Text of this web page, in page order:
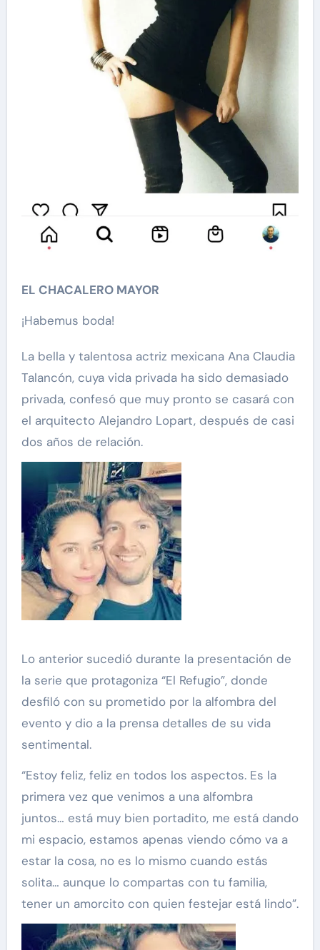
EL CHACALERO MAYOR
¡Habemus boda!
La bella y talentosa actriz mexicana Ana Claudia
Talancón, cuya vida privada ha sido demasiado
privada, confesó que muy pronto se casará con
el arquitecto Alejandro Lopart, después de casi
dos años de relación.
Lo anterior sucedió durante la presentación de
la serie que protagoniza “El Refugio”, donde
desfiló con su prometido por la alfombra del
evento y dio a la prensa detalles de su vida
sentimental.
“Estoy feliz, feliz en todos los aspectos. Es la
primera vez que venimos a una alfombra
juntos… está muy bien portadito, me está dando
mi espacio, estamos apenas viendo cómo va a
estar la cosa, no es lo mismo cuando estás
solita… aunque lo compartas con tu familia,
tener un amorcito con quien festejar está lindo”.